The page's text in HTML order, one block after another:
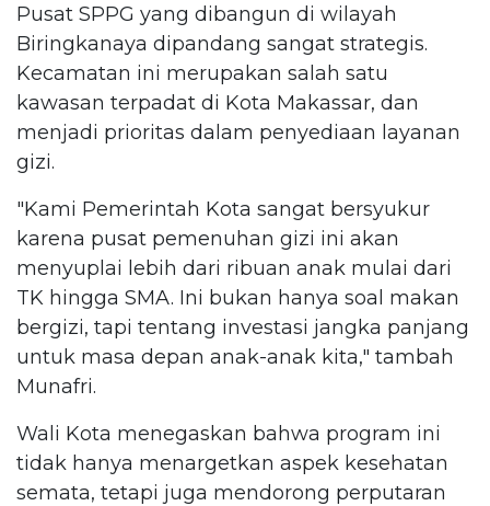
Pusat SPPG yang dibangun di wilayah
Biringkanaya dipandang sangat strategis.
Kecamatan ini merupakan salah satu
kawasan terpadat di Kota Makassar, dan
menjadi prioritas dalam penyediaan layanan
gizi.
"Kami Pemerintah Kota sangat bersyukur
karena pusat pemenuhan gizi ini akan
menyuplai lebih dari ribuan anak mulai dari
TK hingga SMA. Ini bukan hanya soal makan
bergizi, tapi tentang investasi jangka panjang
untuk masa depan anak-anak kita," tambah
Munafri.
Wali Kota menegaskan bahwa program ini
tidak hanya menargetkan aspek kesehatan
semata, tetapi juga mendorong perputaran